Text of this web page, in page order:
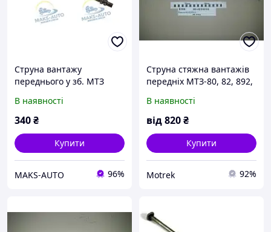
Струна вантажу
переднього у зб. МТЗ
4235015 UA46
В наявності
340₴
Купити
MAKS-AUTO 96%
Струна стяжна вантажів
передніх МТЗ-80, 82, 892,
В наявності
від820₴
Купити
Motrek 92%